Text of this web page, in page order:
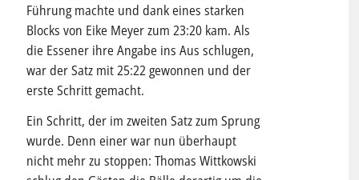
Führung machte und dank eines starken
Blocks von Eike Meyer zum 23:20 kam. Als
die Essener ihre Angabe ins Aus schlugen,
war der Satz mit 25:22 gewonnen und der
erste Schritt gemacht.
Ein Schritt, der im zweiten Satz zum Sprung
wurde. Denn einer war nun überhaupt
nicht mehr zu stoppen: Thomas Wittkowski